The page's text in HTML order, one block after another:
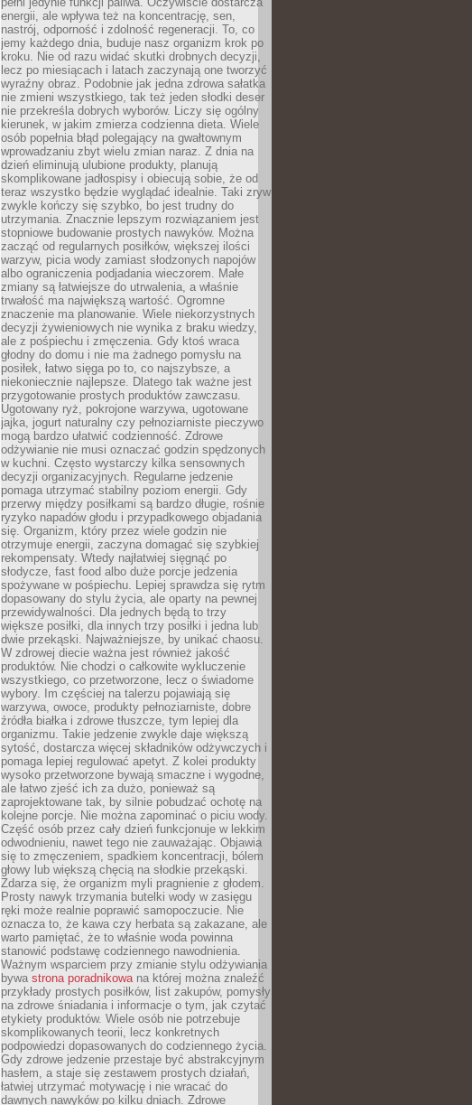
energii, ale wpływa też na koncentrację, sen,
nastrój, odporność i zdolność regeneracji. To, co
jemy każdego dnia, buduje nasz organizm krok po
kroku. Nie od razu widać skutki drobnych decyzji,
lecz po miesiącach i latach zaczynają one tworzyć
wyraźny obraz. Podobnie jak jedna zdrowa sałatka
nie zmieni wszystkiego, tak też jeden słodki deser
nie przekreśla dobrych wyborów. Liczy się ogólny
kierunek, w jakim zmierza codzienna dieta. Wiele
osób popełnia błąd polegający na gwałtownym
wprowadzaniu zbyt wielu zmian naraz. Z dnia na
dzień eliminują ulubione produkty, planują
skomplikowane jadłospisy i obiecują sobie, że od
teraz wszystko będzie wyglądać idealnie. Taki zryw
zwykle kończy się szybko, bo jest trudny do
utrzymania. Znacznie lepszym rozwiązaniem jest
stopniowe budowanie prostych nawyków. Można
zacząć od regularnych posiłków, większej ilości
warzyw, picia wody zamiast słodzonych napojów
albo ograniczenia podjadania wieczorem. Małe
zmiany są łatwiejsze do utrwalenia, a właśnie
trwałość ma największą wartość. Ogromne
znaczenie ma planowanie. Wiele niekorzystnych
decyzji żywieniowych nie wynika z braku wiedzy,
ale z pośpiechu i zmęczenia. Gdy ktoś wraca
głodny do domu i nie ma żadnego pomysłu na
posiłek, łatwo sięga po to, co najszybsze, a
niekoniecznie najlepsze. Dlatego tak ważne jest
przygotowanie prostych produktów zawczasu.
Ugotowany ryż, pokrojone warzywa, ugotowane
jajka, jogurt naturalny czy pełnoziarniste pieczywo
mogą bardzo ułatwić codzienność. Zdrowe
odżywianie nie musi oznaczać godzin spędzonych
w kuchni. Często wystarczy kilka sensownych
decyzji organizacyjnych. Regularne jedzenie
pomaga utrzymać stabilny poziom energii. Gdy
przerwy między posiłkami są bardzo długie, rośnie
ryzyko napadów głodu i przypadkowego objadania
się. Organizm, który przez wiele godzin nie
otrzymuje energii, zaczyna domagać się szybkiej
rekompensaty. Wtedy najłatwiej sięgnąć po
słodycze, fast food albo duże porcje jedzenia
spożywane w pośpiechu. Lepiej sprawdza się rytm
dopasowany do stylu życia, ale oparty na pewnej
przewidywalności. Dla jednych będą to trzy
większe posiłki, dla innych trzy posiłki i jedna lub
dwie przekąski. Najważniejsze, by unikać chaosu.
W zdrowej diecie ważna jest również jakość
produktów. Nie chodzi o całkowite wykluczenie
wszystkiego, co przetworzone, lecz o świadome
wybory. Im częściej na talerzu pojawiają się
warzywa, owoce, produkty pełnoziarniste, dobre
źródła białka i zdrowe tłuszcze, tym lepiej dla
organizmu. Takie jedzenie zwykle daje większą
sytość, dostarcza więcej składników odżywczych i
pomaga lepiej regulować apetyt. Z kolei produkty
wysoko przetworzone bywają smaczne i wygodne,
ale łatwo zjeść ich za dużo, ponieważ są
zaprojektowane tak, by silnie pobudzać ochotę na
kolejne porcje. Nie można zapominać o piciu wody.
Część osób przez cały dzień funkcjonuje w lekkim
odwodnieniu, nawet tego nie zauważając. Objawia
się to zmęczeniem, spadkiem koncentracji, bólem
głowy lub większą chęcią na słodkie przekąski.
Zdarza się, że organizm myli pragnienie z głodem.
Prosty nawyk trzymania butelki wody w zasięgu
ręki może realnie poprawić samopoczucie. Nie
oznacza to, że kawa czy herbata są zakazane, ale
warto pamiętać, że to właśnie woda powinna
stanowić podstawę codziennego nawodnienia.
Ważnym wsparciem przy zmianie stylu odżywiania
bywa strona poradnikowana której można znaleźć
przykłady prostych posiłków, list zakupów, pomysły
na zdrowe śniadania i informacje o tym, jak czytać
etykiety produktów. Wiele osób nie potrzebuje
skomplikowanych teorii, lecz konkretnych
podpowiedzi dopasowanych do codziennego życia.
Gdy zdrowe jedzenie przestaje być abstrakcyjnym
hasłem, a staje się zestawem prostych działań,
łatwiej utrzymać motywację i nie wracać do
dawnych nawyków po kilku dniach. Zdrowe